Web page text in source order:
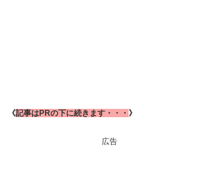
《記事はPRの下に続きます・・・ 》
広告